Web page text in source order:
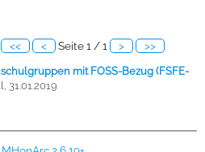
<< < Seite 1 / 1 > >>
mit FOSS-Bezug (FSFE-
31.01.2019